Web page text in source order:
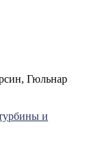
Гюльнар